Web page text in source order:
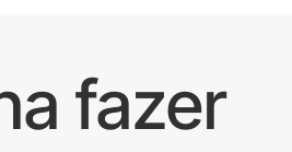
fazer